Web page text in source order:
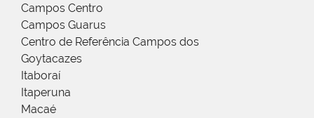
Campos Centro
Campos Guarus
Centro de Referência Campos dos
Goytacazes
Itaboraí
Itaperuna
Macaé